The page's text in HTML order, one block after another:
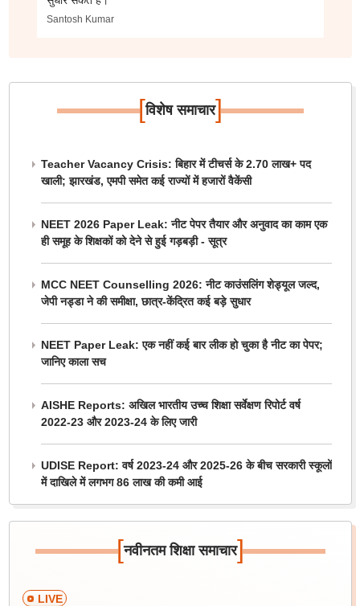
Santosh Kumar
[विशेष समाचार]
Teacher Vacancy Crisis: बिहार में टीचर्स के 2.70 लाख+ पद
खाली; झारखंड, एमपी समेत कई राज्यों में हजारों वैकेंसी
NEET 2026 Paper Leak: नीट पेपर तैयार और अनुवाद का काम एक
ही समूह के शिक्षकों को देने से हुई गड़बड़ी - सूत्र
MCC NEET Counselling 2026: नीट काउंसलिंग शेड्यूल जल्द,
जेपी नड्डा ने की समीक्षा, छात्र-केंद्रित कई बड़े सुधार
NEET Paper Leak: एक नहीं कई बार लीक हो चुका है नीट का पेपर;
जानिए काला सच
AISHE Reports: अखिल भारतीय उच्च शिक्षा सर्वेक्षण रिपोर्ट वर्ष
2022-23 और 2023-24 के लिए जारी
UDISE Report: वर्ष 2023-24 और 2025-26 के बीच सरकारी स्कूलों
में दाखिले में लगभग 86 लाख की कमी आई
[नवीनतम शिक्षा समाचार]
LIVE